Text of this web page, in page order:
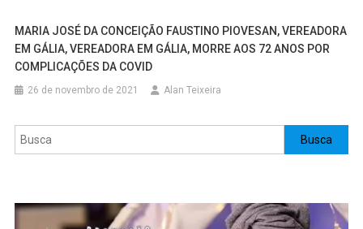
MARIA JOSÉ DA CONCEIÇÃO FAUSTINO PIOVESAN, VEREADORA
EM GÁLIA, VEREADORA EM GÁLIA, MORRE AOS 72 ANOS POR
COMPLICAÇÕES DA COVID
26 de novembro de 2021 Alan Teixeira
Pesquisar Busca